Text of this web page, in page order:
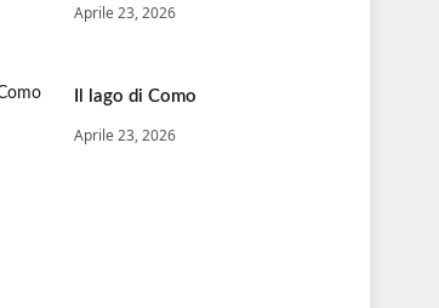
Aprile 23, 2026
Il lago di Como
Aprile 23, 2026